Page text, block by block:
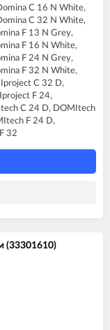
C 16 N White,
C 32 N White,
F 13 N Grey,
F 16 N White,
F 24 N Grey,
F 32 N White,
C 32 D,
F 24,
C 24 D, DOMItech
F 24 D,
32
(33301610)